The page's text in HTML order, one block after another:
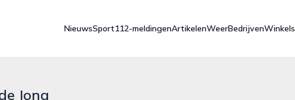
NieuwsSport112-meldingenArtikelenWeerBedrijvenWinkels
Jong